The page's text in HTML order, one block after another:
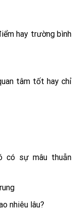
hay trường bình
tâm tốt hay chỉ
có sự mâu thuẫn
nhiêu lâu?